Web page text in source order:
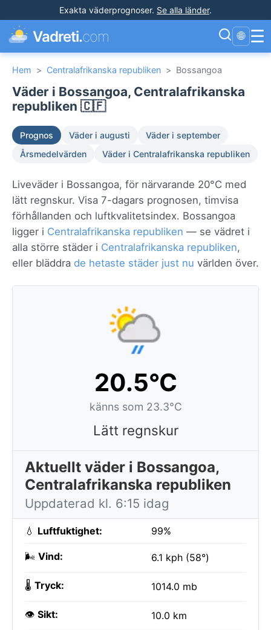
Exakta väderprognoser. Se alla länder.
Vadreti.com 🌐 ☰
Hem > Centralafrikanska republiken > Bossangoa
Väder i Bossangoa, Centralafrikanska
republiken 🇨🇫
Prognos Väder i augusti
Väder i september
Årsmedelvärden
Väder i Centralafrikanska republiken
Liveväder i Bossangoa, för närvarande 20°C med
lätt regnskur. Visa 7-dagars prognosen, timvisa
förhållanden och luftkvalitetsindex. Bossangoa
ligger i Centralafrikanska republiken — se vädret i
alla större städer i Centralafrikanska republiken,
eller bläddra de hetaste städer just nu världen över.
20.5°C
känns som 23.3°C
Lätt regnskur
Aktuellt väder i Bossangoa,
Centralafrikanska republiken
Uppdaterad kl. 6:15 idag
💧 Luftfuktighet: 99%
🌬️ Vind: 6.1 kph (58°)
🌡️ Tryck: 1014.0 mb
👁️ Sikt: 10.0 km